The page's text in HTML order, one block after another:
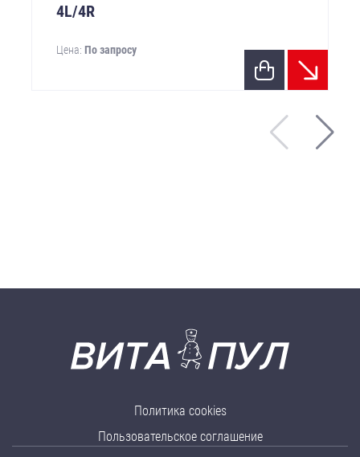
4L/4R
Цена: По запросу
Политика cookies
Пользовательское соглашение